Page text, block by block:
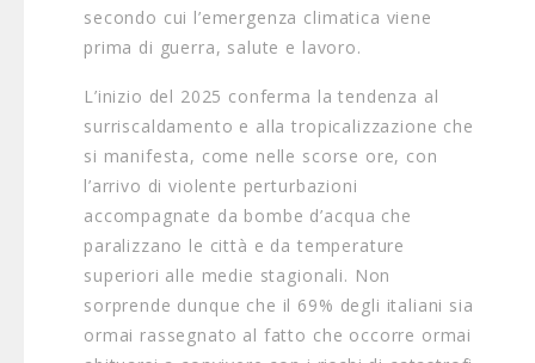
secondo cui l’emergenza climatica viene
prima di guerra, salute e lavoro.
L’inizio del 2025 conferma la tendenza al
surriscaldamento e alla tropicalizzazione che
si manifesta, come nelle scorse ore, con
l’arrivo di violente perturbazioni
accompagnate da bombe d’acqua che
paralizzano le città e da temperature
superiori alle medie stagionali. Non
sorprende dunque che il 69% degli italiani sia
ormai rassegnato al fatto che occorre ormai